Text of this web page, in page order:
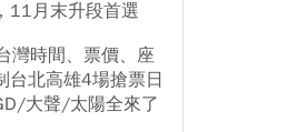
11月末升段首選
灣時間、票價、座
台北高雄4場搶票日
大聲/太陽全來了